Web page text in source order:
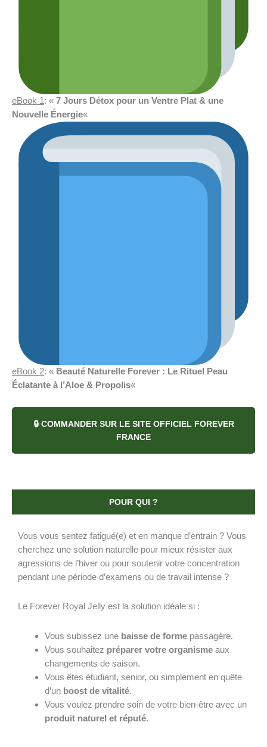
eBook 1 : « 7 Jours Détox pour un Ventre Plat & une
Nouvelle Énergie«
eBook 2: « Beauté Naturelle Forever : Le Rituel Peau
Éclatante à l’Aloe & Propolis«
🔒 COMMANDER SUR LE SITE OFFICIEL FOREVER
FRANCE
POUR QUI ?
Vous vous sentez fatigué(e) et en manque d’entrain ? Vous
cherchez une solution naturelle pour mieux résister aux
agressions de l’hiver ou pour soutenir votre concentration
pendant une période d’examens ou de travail intense ?
Le Forever Royal Jelly est la solution idéale si :
Vous subissez une baisse de forme passagère.
Vous souhaitez préparer votre organisme aux
changements de saison.
Vous êtes étudiant, senior, ou simplement en quête
d’un boost de vitalité.
Vous voulez prendre soin de votre bien-être avec un
produit naturel et réputé.